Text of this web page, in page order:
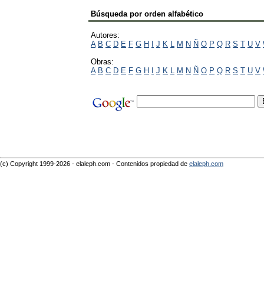
Búsqueda por orden alfabético
Autores:
A B C D E F G H I J K L M N Ñ O P Q R S T U V
Obras:
A B C D E F G H I J K L M N Ñ O P Q R S T U V
(c) Copyright 1999-2026 - elaleph.com - Contenidos propiedad de elaleph.com